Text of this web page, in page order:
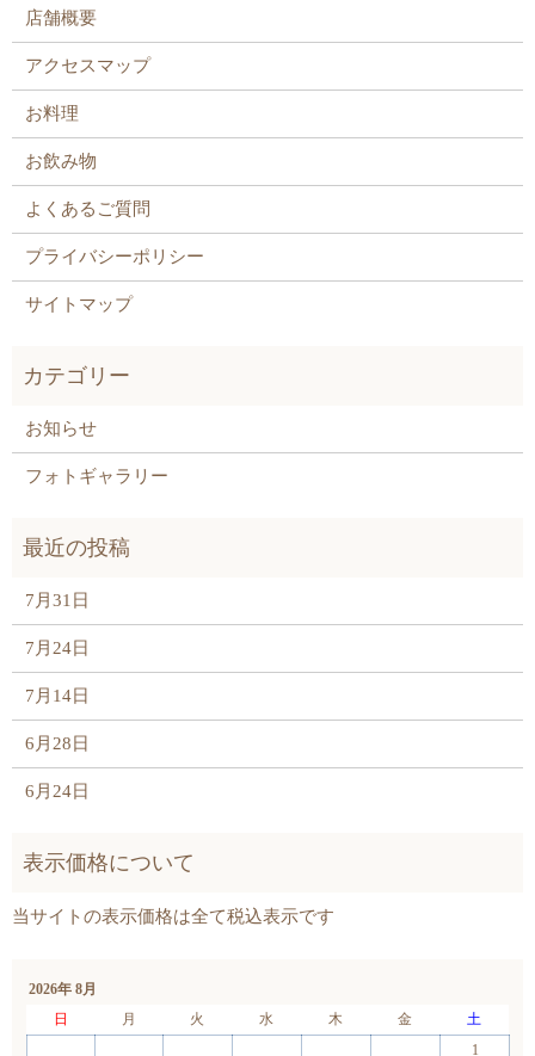
店舗概要
アクセスマップ
お料理
お飲み物
よくあるご質問
プライバシーポリシー
サイトマップ
お知らせ
フォトギャラリー
7月31日
7月24日
7月14日
6月28日
6月24日
2026年 8月
日
月 火 水 木 金
土
1